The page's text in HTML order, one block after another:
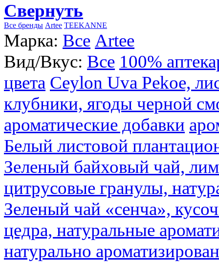
Свернуть
Все бренды Artee TEEKANNE
Марка: Все Artee
Вид/Вкус: Все 100%
цвета Ceylon Uva Pekoe,
клубники, ягоды черной
ароматические добавки
Белый листовой
Зеленый байховый чай,
цитрусовые гранулы,
Зеленый чай «сенча»,
цедра, натуральные
натурально